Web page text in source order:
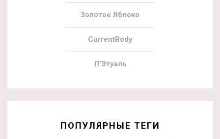
Золотое Яблоко
CurrentBody
Л’Этуаль
ПОПУЛЯРНЫЕ ТЕГИ